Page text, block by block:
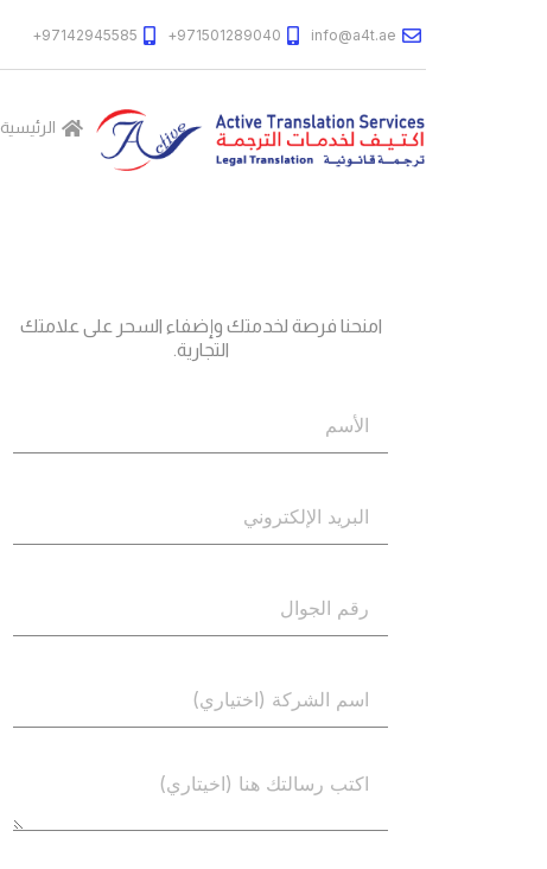
info@a4t.ae
971501289040+
97142945585+
الرئيسية
امنحنا فرصة لخدمتك وإضفاء السحر على علامتك
التجارية.